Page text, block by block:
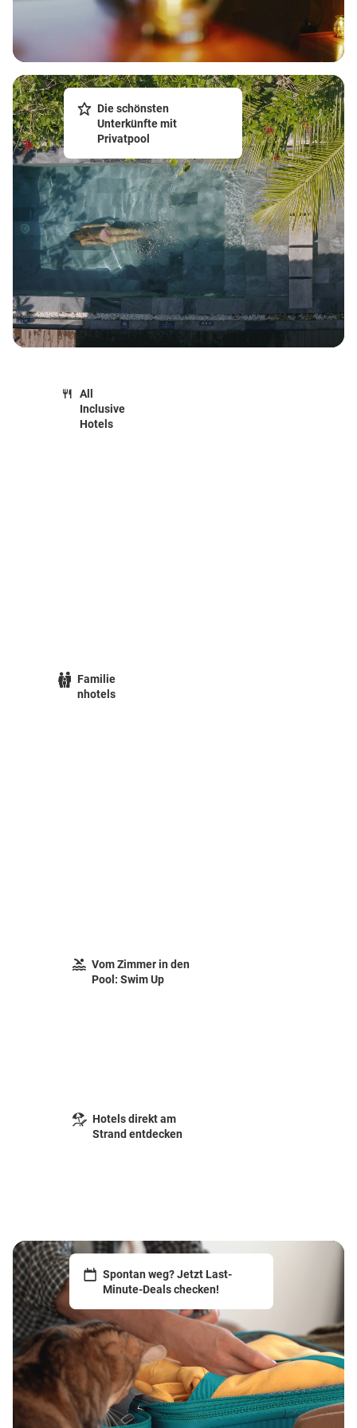
Die schönsten
Unterkünfte mit
Privatpool
All
Inclusive
Hotels
Familie
nhotels
Vom Zimmer in den
Pool: Swim Up
Hotels direkt am
Strand entdecken
Spontan weg? Jetzt Last-
Minute-Deals checken!